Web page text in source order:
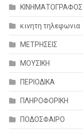
ΚΙΝΗΜΑΤΟΓΡΑΦΟΣ
κινητη τηλεφωνια
ΜΕΤΡΗΣΕΙΣ
ΜΟΥΣΙΚΗ
ΠΕΡΙΟΔΙΚΑ
ΠΛΗΡΟΦΟΡΙΚΗ
ΠΟΔΟΣΦΑΙΡΟ